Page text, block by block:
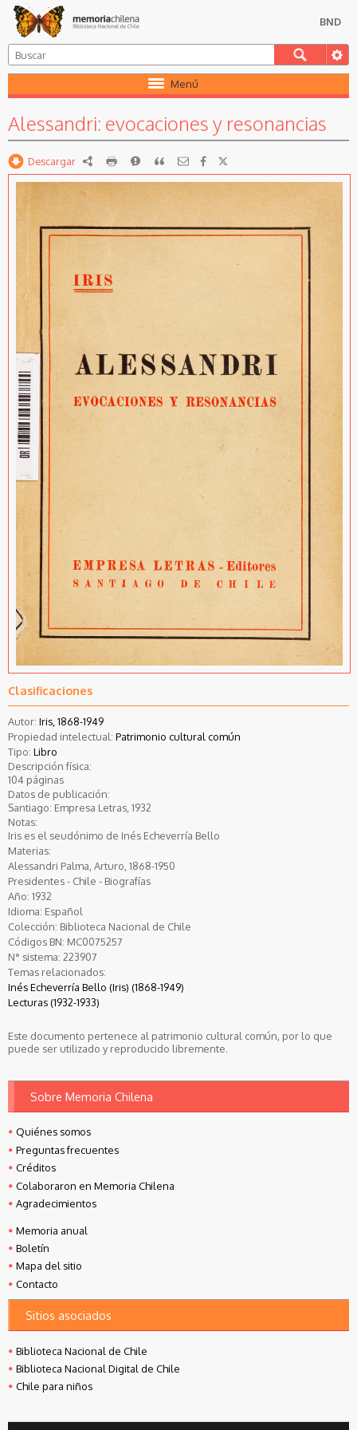
BND
Menú
Alessandri: evocaciones y resonancias
Descargar RDF imprimirReportarCitar
Clasificaciones
Autor: Iris, 1868-1949
Propiedad intelectual: Patrimonio cultural común
Tipo: Libro
Descripción física:
104 páginas
Datos de publicación:
Santiago: Empresa Letras, 1932
Notas:
Iris es el seudónimo de Inés Echeverría Bello
Materias:
Alessandri Palma, Arturo, 1868-1950
Presidentes - Chile - Biografías
Año: 1932
Idioma: Español
Colección: Biblioteca Nacional de Chile
Códigos BN: MC0075257
N° sistema: 223907
Temas relacionados:
Inés Echeverría Bello (Iris) (1868-1949)
Lecturas (1932-1933)
Este documento pertenece al patrimonio cultural común, por lo que
puede ser utilizado y reproducido libremente.
Sobre Memoria Chilena
Quiénes somos
Preguntas frecuentes
Créditos
Colaboraron en Memoria Chilena
Agradecimientos
Memoria anual
Boletín
Mapa del sitio
Contacto
Sitios asociados
Biblioteca Nacional de Chile
Biblioteca Nacional Digital de Chile
Chile para niños